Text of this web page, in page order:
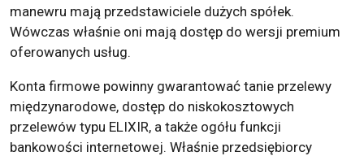
manewru mają przedstawiciele dużych spółek.
Wówczas właśnie oni mają dostęp do wersji premium
oferowanych usług.
Konta firmowe powinny gwarantować tanie przelewy
międzynarodowe, dostęp do niskokosztowych
przelewów typu ELIXIR, a także ogółu funkcji
bankowości internetowej. Właśnie przedsiębiorcy